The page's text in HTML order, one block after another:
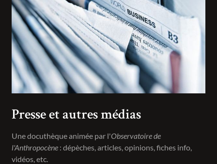
Presse et autres médias
Une docuthèque animée par l'Observatoire de
l'Anthropocène : dépèches, articles, opinions, fiches info,
vidéos, etc.